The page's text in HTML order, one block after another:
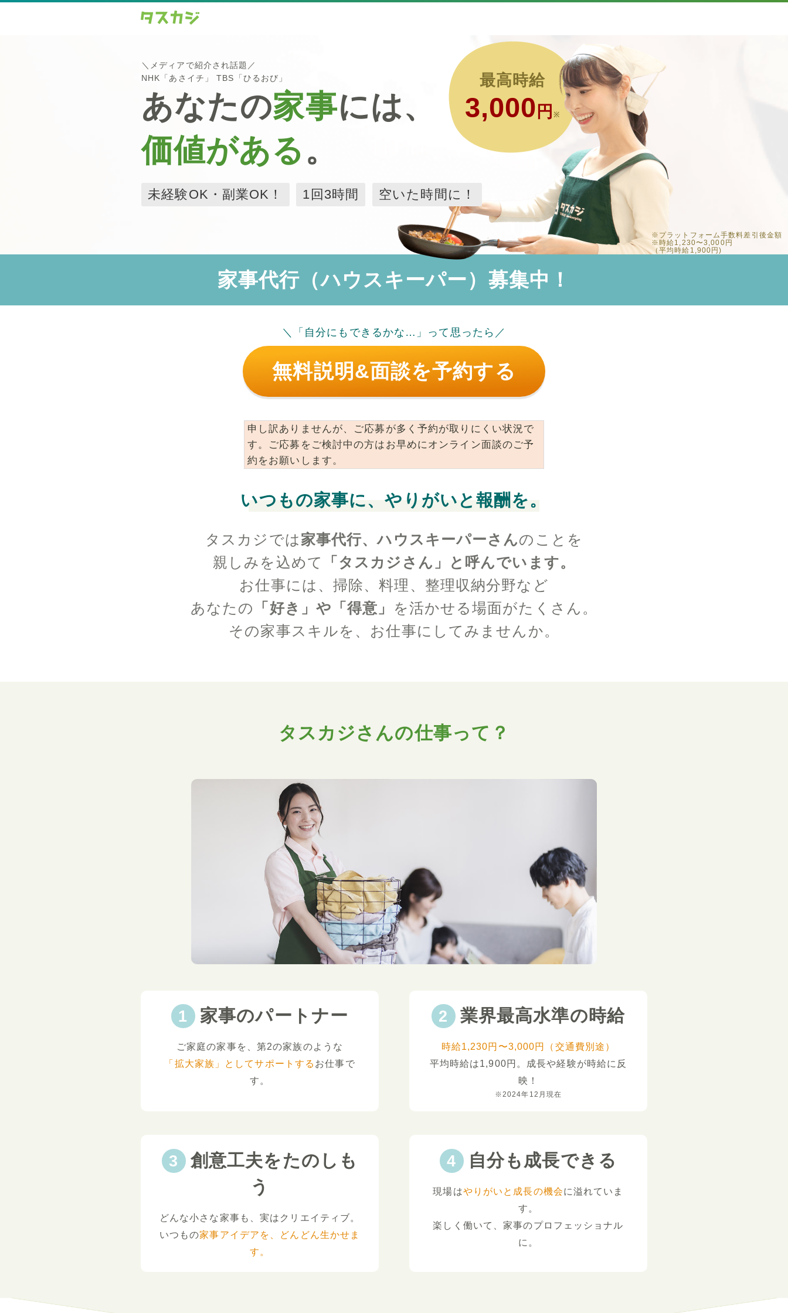
最高時給
3,000 円※
＼メディアで紹介され話題／
NHK「あさイチ」 TBS「ひるおび」
あなたの家事には、
価値がある 。
未経験OK・副業OK！ 1回3時間 空いた時間に！
※プラットフォーム手数料差引後金額
※時給1,230〜3,000円
（平均時給1,900円)
家事代行（ハウスキーパー）募集中！
＼「自分にもできるかな…」って思ったら／
無料説明&面談を予約する
申し訳ありませんが、ご応募が多く予約が取りにくい状況で
す。ご応募をご検討中の方はお早めにオンライン面談のご予
約をお願いします。
いつもの家事に、やりがいと報酬を。
タスカジでは家事代行、ハウスキーパーさんのことを
親しみを込めて
「タスカジさん」と呼んでいます。
お仕事には、掃除、料理、整理収納分野など
あなたの
「好き」や「得意」
を活かせる場面がたくさん。
その家事スキルを、お仕事にしてみませんか。
タスカジさんの仕事って？
家事のパートナー
ご家庭の家事を、第2の家族のような
「拡大家族」としてサポートする お仕事で
す。
業界最高水準の時給
時給1,230円〜3,000円（交通費別途）
平均時給は1,900円。
成長や経験が時給に反
映！
※2024年12月現在
創意工夫をたのしも
う
どんな小さな家事も、実はクリエイティブ。
いつもの家事アイデアを、どんどん生かせま
す。
自分も成長できる
現場はやりがいと成長の機会に溢れていま
す。
楽しく働いて、家事のプロフェッショナル
に。